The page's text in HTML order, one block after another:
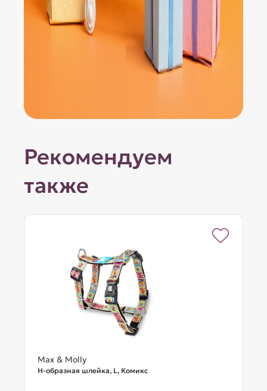
Рекомендуем
также
Max & Molly
Н-образная шлейка, L, Комикс